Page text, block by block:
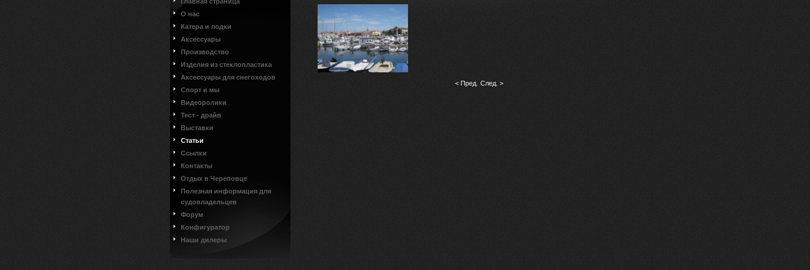
О нас
Катера и лодки
Аксессуары
Производство
Изделия из стеклопластика
Аксессуары для снегоходов
Спорт и мы
Видеоролики
Тест - драйв
Выставки
Статьи
Ссылки
Контакты
Отдых в Череповце
Полезная информация для
судовладельцев
Форум
Конфигуратор
Наши дилеры
< Пред. След. >